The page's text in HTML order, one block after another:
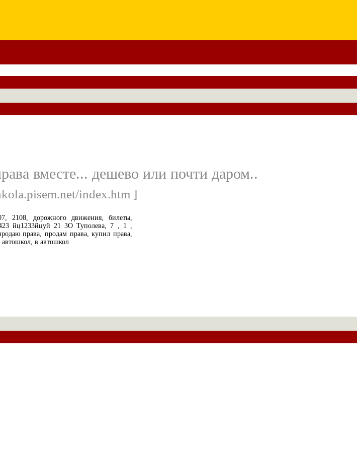
вместе... дешево или почти даром..
index.htm ]
2108, дорожного движения, билеты,
йц1233йцуй 21 3О Туполева, 7 , 1 ,
права, продам права, купил права,
в автошкол